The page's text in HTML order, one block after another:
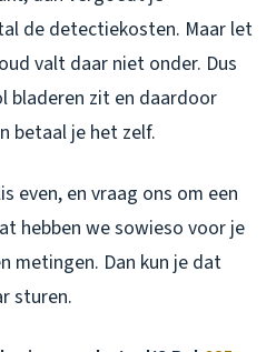
de detectiekosten. Maar let
valt daar niet onder. Dus
bladeren zit en daardoor
betaal je het zelf.
even, en vraag ons om een
hebben we sowieso voor je
metingen. Dan kun je dat
sturen.